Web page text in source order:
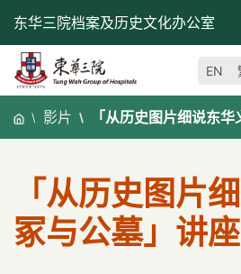
东华三院档案及历史文化办公室
EN
影片 「从历史图片细说东
「从历史图片
冢与公墓」讲